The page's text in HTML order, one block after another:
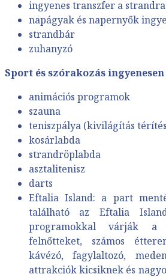
ingyenes transzfer a strandra
napágyak és napernyők
strandbár
zuhanyzó
Sport és szórakozás ingyenesen
animációs programok
szauna
teniszpálya (kivilágítás
kosárlabda
strandröplabda
asztalitenisz
darts
Eftalia Island: a part
található az Eftalia
programokkal várják
felnőtteket, számos
kávézó, fagylaltozó,
attrakciók kicsiknek és